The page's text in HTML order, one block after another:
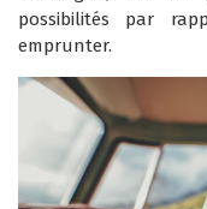
possibilités par
emprunter.